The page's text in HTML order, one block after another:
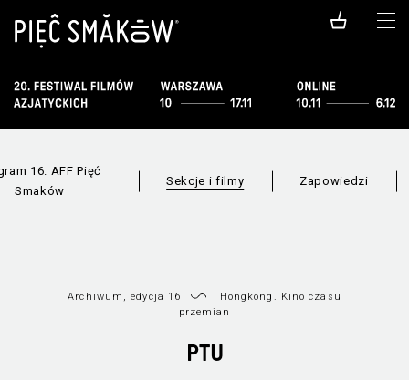
16. AFF Pięć
Smaków
Sekcje i filmy
Wszystkie sekcje
Zapowiedzi
Archiwum, edycja 16
Hongkong. Kino czasu
przemian
PTU